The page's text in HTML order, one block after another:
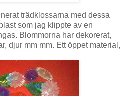
trädklossarna med dessa
som jag klippte av en
Blommorna har dekorerat,
djur mm mm. Ett öppet material,